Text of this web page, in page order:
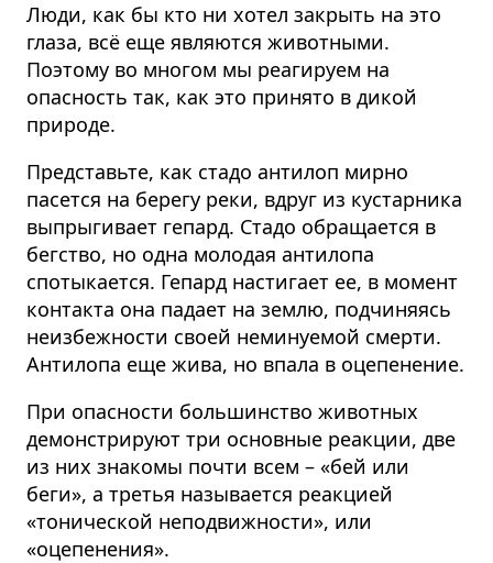
Люди, как бы кто ни хотел закрыть на это
глаза, всё еще являются животными.
Поэтому во многом мы реагируем на
опасность так, как это принято в дикой
природе.
Представьте, как стадо антилоп мирно
пасется на берегу реки, вдруг из кустарника
выпрыгивает гепард. Стадо обращается в
бегство, но одна молодая антилопа
спотыкается. Гепард настигает ее, в момент
контакта она падает на землю, подчиняясь
неизбежности своей неминуемой смерти.
Антилопа еще жива, но впала в оцепенение.
При опасности большинство животных
демонстрируют три основные реакции, две
из них знакомы почти всем – «бей или
беги», а третья называется реакцией
«тонической неподвижности», или
«оцепенения».